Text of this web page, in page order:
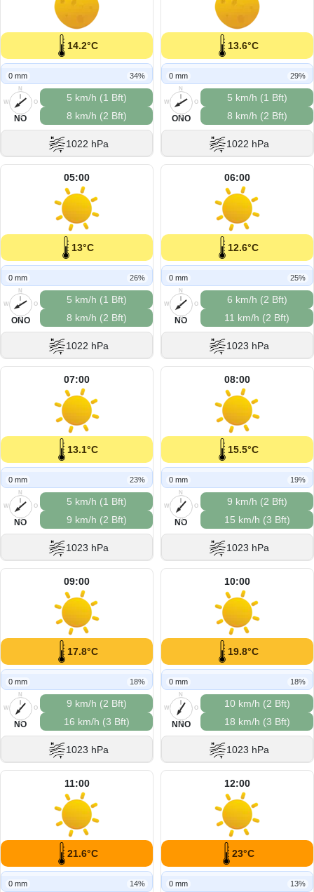
14.2°C
0 mm 34%
N
O
S
W
NO
5 km/h (1 Bft)
8 km/h (2 Bft)
1022 hPa
13.6°C
0 mm 29%
N
O
S
W
ONO
5 km/h (1 Bft)
8 km/h (2 Bft)
1022 hPa
05:00
13°C
0 mm 26%
N
O
S
W
ONO
5 km/h (1 Bft)
8 km/h (2 Bft)
1022 hPa
06:00
12.6°C
0 mm 25%
N
O
S
W
NO
6 km/h (2 Bft)
11 km/h (2 Bft)
1023 hPa
07:00
13.1°C
0 mm 23%
N
O
S
W
NO
5 km/h (1 Bft)
9 km/h (2 Bft)
1023 hPa
08:00
15.5°C
0 mm 19%
N
O
S
W
NO
9 km/h (2 Bft)
15 km/h (3 Bft)
1023 hPa
09:00
17.8°C
0 mm 18%
N
O
S
W
NO
9 km/h (2 Bft)
16 km/h (3 Bft)
1023 hPa
10:00
19.8°C
0 mm 18%
N
O
S
W
NNO
10 km/h (2 Bft)
18 km/h (3 Bft)
1023 hPa
11:00
21.6°C
0 mm 14%
12:00
23°C
0 mm 13%